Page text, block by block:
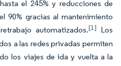
el 245% y reducciones de
90% gracias al mantenimiento
automatizados.[1] Los
a las redes privadas permiten
los viajes de ida y vuelta a la